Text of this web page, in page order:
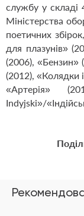
службу у
Міністерства
поетичних
для плазунів»
(2006), «Бензин»
(2012), «Колядки
«Артерія»
Indyjski»/